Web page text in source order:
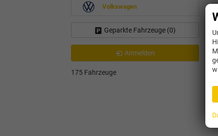
Volkswagen
Geparkte Fahrzeuge (0)
Anmelden
175 Fahrzeuge